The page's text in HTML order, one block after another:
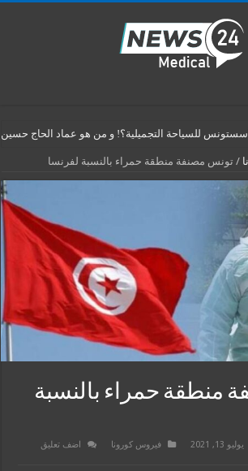
للسياحة التجميلية؟! و من هو عماد الحاج حسين
/ تونس مصنفة منطقة حمراء بالنسبة لفرنسا
منطقة حمراء بالنسبة
يوليو 13, 2021 فيروس كورونا
اضف تعليق